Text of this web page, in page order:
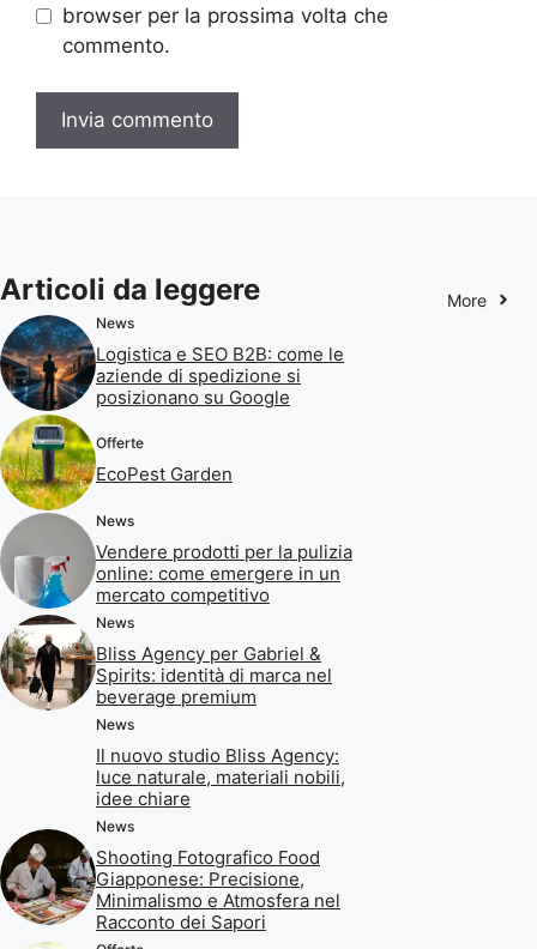
browser per la prossima volta che
commento.
Articoli da leggere More
News
Logistica e SEO B2B: come le
aziende di spedizione si
posizionano su Google
Offerte
EcoPest Garden
News
Vendere prodotti per la pulizia
online: come emergere in un
mercato competitivo
News
Bliss Agency per Gabriel &
Spirits: identità di marca nel
beverage premium
News
Il nuovo studio Bliss Agency:
luce naturale, materiali nobili,
idee chiare
News
Shooting Fotografico Food
Giapponese: Precisione,
Minimalismo e Atmosfera nel
Racconto dei Sapori